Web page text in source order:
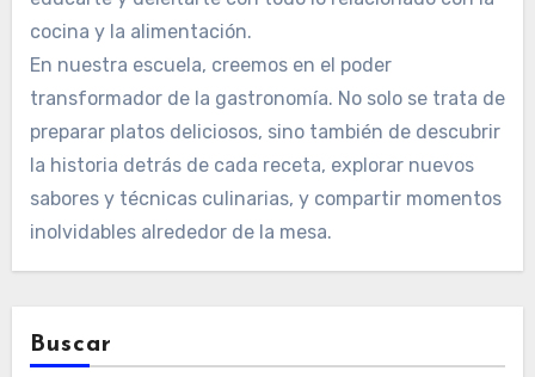
cocina y la alimentación.
En nuestra escuela, creemos en el poder
transformador de la gastronomía. No solo se trata de
preparar platos deliciosos, sino también de descubrir
la historia detrás de cada receta, explorar nuevos
sabores y técnicas culinarias, y compartir momentos
inolvidables alrededor de la mesa.
Buscar